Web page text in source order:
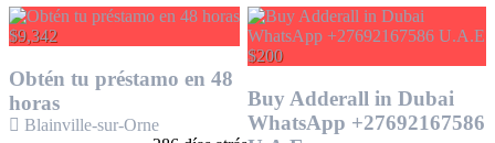
$9,342
Obtén tu préstamo en 48
horas
Blainville-sur-Orne
$200
Buy Adderall in Dubai
WhatsApp +27692167586